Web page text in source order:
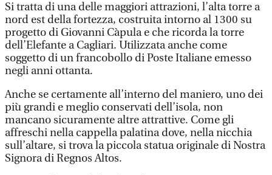
Si tratta di una delle maggiori attrazioni, l’alta torre a
nord est della fortezza, costruita intorno al 1300 su
progetto di Giovanni Càpula e che ricorda la torre
dell’Elefante a Cagliari. Utilizzata anche come
soggetto di un francobollo di Poste Italiane emesso
negli anni ottanta.
Anche se certamente all’interno del maniero, uno dei
più grandi e meglio conservati dell’isola, non
mancano sicuramente altre attrattive. Come gli
affreschi nella cappella palatina dove, nella nicchia
sull’altare, si trova la piccola statua originale di Nostra
Signora di Regnos Altos.